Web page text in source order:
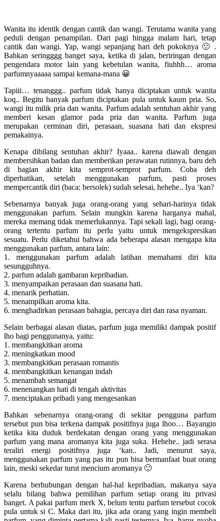
Wanita itu identik dengan cantik dan wangi. Terutama wanita yang
peduli dengan penampilan. Dari pagi hingga malam hari, tetap
cantik dan wangi. Yap, wangi sepanjang hari deh pokoknya 🙂 .
Bahkan seringggg banget saya, ketika di jalan, beriringan dengan
pengendara motor lain yang kebetulan wanita, fiuhhh… aroma
parfumnyaaaaa sampai kemana-mana 😀
Tapiii… tenanggg.. parfum tidak hanya diciptakan untuk wanita
koq.. Begitu banyak parfum diciptakan pula untuk kaum pria. So,
wangi itu milik pria dan wanita. Parfum adalah sentuhan akhir yang
memberi kesan glamor pada pria dan wanita. Parfum juga
merupakan cerminan diri, perasaan, suasana hati dan ekspresi
pemakainya.
Kenapa dibilang sentuhan akhir? Iyaaa.. karena diawali dengan
membersihkan badan dan memberikan perawatan rutinnya, baru deh
di bagian akhir kita semprot-semprot parfum. Coba deh
diperhatikan, setelah menggunakan parfum, pasti proses
mempercantik diri (baca: bersolek) sudah selesai, hehehe.. Iya ‘kan?
Sebenarnya banyak juga orang-orang yang sehari-harinya tidak
menggunakan parfum. Selain mungkin karena harganya mahal,
mereka memang tidak memerlukannya. Tapi sekali lagi, bagi orang-
orang tertentu parfum itu perlu yaitu untuk mengekspresikan
sesuatu. Perlu diketahui bahwa ada beberapa alasan mengapa kita
menggunakan parfum, antara lain:
1. menggunakan parfum adalah latihan memahami diri kita
sesungguhnya.
2. parfum adalah gambaran kepribadian.
3. menyampaikan perasaan dan suasana hati.
4. menarik perhatian.
5. menampilkan aroma kita.
6. menghadirkan perasaan bahagia, percaya diri dan rasa nyaman.
Selain berbagai alasan diatas, parfum juga memiliki dampak positif
lho bagi penggunanya, yaitu:
1. membangkitkan aroma
2. meningkatkan mood
3. membangkitkan perasaan romantis
4. membangkitkan kenangan indah
5. menambah semangat
6. menenangkan hati di tengah aktivitas
7. menciptakan pribadi yang mengesankan
Bahkan sebenarnya orang-orang di sekitar pengguna parfum
tersebut pun bisa terkena dampak positifnya juga lhoo… Bayangin
ketika kita duduk berdekatan dengan orang yang menggunakan
parfum yang mana aromanya kita juga suka. Hehehe.. jadi serasa
teraliri energi positifnya juga ‘kan.. Jadi, menurut saya,
menggunakan parfum yang pas itu pun bisa bermanfaat buat orang
lain, meski sekedar turut mencium aromanya 🙂
Karena berhubungan dengan hal-hal kepribadian, makanya saya
selalu bilang bahwa pemilihan parfum setiap orang itu privasi
banget. A pakai parfum merk X, belum tentu parfum tersebut cocok
pula untuk si C. Maka dari itu, jika ada orang yang ingin membeli